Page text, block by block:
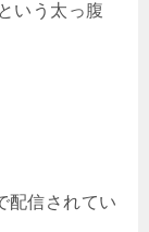
という太っ腹
配信されてい